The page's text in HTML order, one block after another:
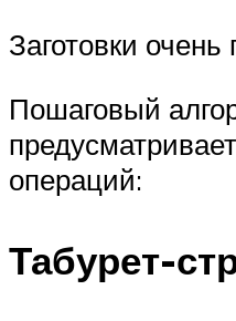
Заготовки очень
Пошаговый
операций:
Табурет-